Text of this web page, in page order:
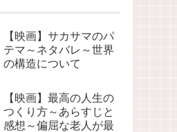
【映画】サカサマのパ
テマ～ネタバレ～世界
の構造について
【映画】最高の人生の
つくり方～あらすじと
感想～偏屈な老人が最